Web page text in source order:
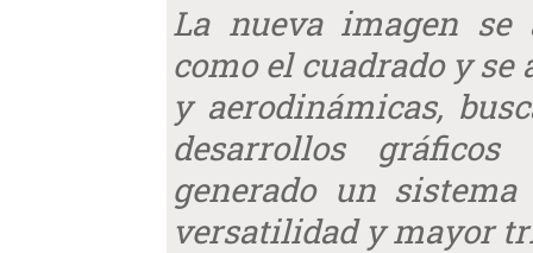
La nueva imagen se
como el cuadrado y se
y aerodinámicas,
desarrollos
generado un
versatilidad y mayor